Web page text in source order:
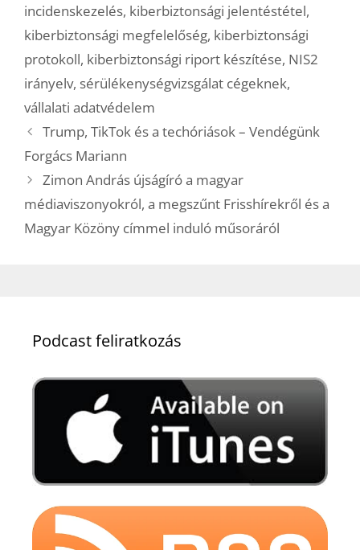
incidenskezelés, kiberbiztonsági jelentéstétel,
kiberbiztonsági megfelelőség, kiberbiztonsági
protokoll, kiberbiztonsági riport készítése, NIS2
irányelv, sérülékenységvizsgálat cégeknek,
vállalati adatvédelem
Trump, TikTok és a techóriások – Vendégünk
Forgács Mariann
Zimon András újságíró a magyar
médiaviszonyokról, a megszűnt Frisshírekről és a
Magyar Közöny címmel induló műsoráról
Podcast feliratkozás